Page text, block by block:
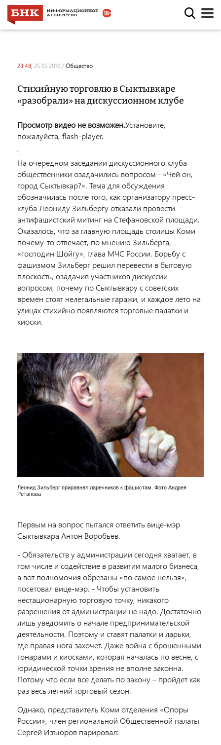
23:48, 25.05.2010 / общество
Стихийную торговлю в Сыктывкаре
«разобрали» на дискуссионном клубе
Просмотр видео не возможен.Установите,
пожалуйста, flash-player.
';
На очередном заседании дискуссионного клуба
общественники озадачились вопросом - «Чей он,
город Сыктывкар?». Тема для обсуждения
обозначилась после того, как организатору пресс-
клуба Леониду Зильбергу отказали провести
антифашистский митинг на Стефановской площади.
Оказалось, что за главную площадь столицы Коми
почему-то отвечает, по мнению Зильберга,
«господин Шойгу», глава МЧС России. Борьбу с
фашизмом Зильберг решил перевести в бытовую
плоскость, озадачив участников дискуссии
вопросом, почему по Сыктывкару с советских
времен стоят нелегальные гаражи, и каждое лето на
улицах стихийно появляются торговые палатки и
киоски.
Леонид Зильберг приравнял ларечников к фашистам. Фото Андрея
Ретанова
Первым на вопрос пытался ответить вице-мэр
Сыктывкара Антон Воробьев.
- Обязательств у администрации сегодня хватает, в
том числе и содействие в развитии малого бизнеса,
а вот полномочия обрезаны «по самое нельзя», -
посетовал вице-мэр. - Чтобы установить
нестационарную торговую точку, никакого
разрешения от администрации не надо. Достаточно
лишь уведомить о начале предпринимательской
деятельности. Поэтому и ставят палатки и ларьки,
где правая нога захочет. Даже война с брошенными
тонарами и киосками, которая началась по весне, с
юридической точки зрения не вполне законна.
Потому что если все делать по закону – пройдет как
раз весь летний торговый сезон.
Однако, представитель Коми отделения «Опоры
России», член региональной Общественной палаты
Сергей Изъюров парировал: